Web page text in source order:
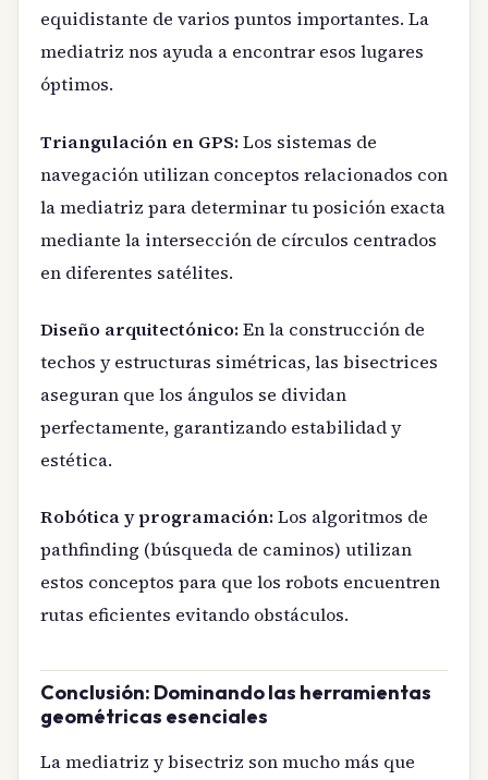
equidistante de varios puntos importantes. La
mediatriz nos ayuda a encontrar esos lugares
óptimos.
Triangulación en GPS:Los sistemas de
navegación utilizan conceptos relacionados con
la mediatriz para determinar tu posición exacta
mediante la intersección de círculos centrados
en diferentes satélites.
Diseño arquitectónico:En la construcción de
techos y estructuras simétricas, las bisectrices
aseguran que los ángulos se dividan
perfectamente, garantizando estabilidad y
estética.
Robótica y programación:Los algoritmos de
pathfinding (búsqueda de caminos) utilizan
estos conceptos para que los robots encuentren
rutas eficientes evitando obstáculos.
Conclusión: Dominando las herramientas
geométricas esenciales
La mediatriz y bisectriz son mucho más que